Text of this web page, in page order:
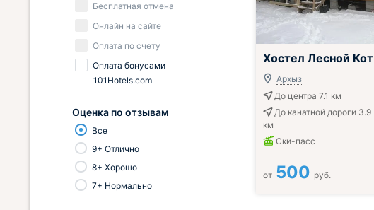
Хостел Лесной Кот
Архыз
До центра 7.1 км
До канатной дороги 3.9
км
Ски-пасс
от 500 руб.
Бесплатная отмена
Онлайн на сайте
Оплата по счету
Оплата бонусами
101Hotels.com
Оценка по отзывам
Все
9+ Отлично
8+ Хорошо
7+ Нормально